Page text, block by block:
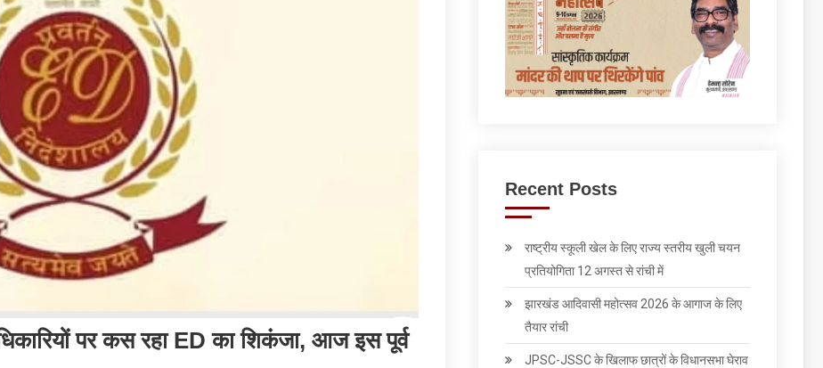
पर कस रहा ED का शिकंजा, आज इस पूर्व
Recent Posts
राष्ट्रीय स्कूली खेल के ल‍िए राज्य स्तरीय खुली चयन
प्रतियोगिता 12 अगस्त से रांची में
झारखंड आदिवासी महोत्सव 2026 के आगाज के लिए
तैयार रांची
JPSC-JSSC के खिलाफ छात्रों के विधानसभा घेराव